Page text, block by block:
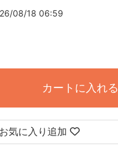
08/18 06:59
カートに入れる
お気に入り追加